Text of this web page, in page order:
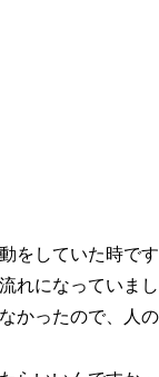
をしていた時で
れになっていま
かったので、人